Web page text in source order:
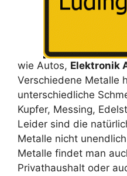
wie Autos, Elektronik
Verschiedene Metalle
unterschiedliche
Kupfer, Messing,
Leider sind die
Metalle nicht
Metalle findet man
Privathaushalt oder